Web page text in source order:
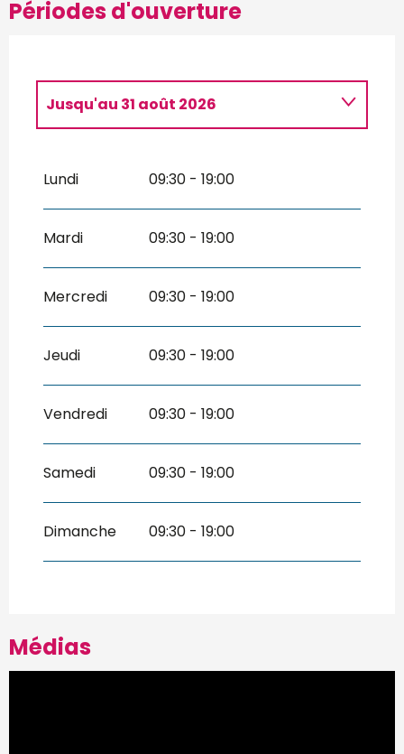
Périodes d'ouverture
Jusqu'au 31 août 2026
Du1 septembre 2026au31 octobre
2026
2026
Lundi 09:30 - 19:00
Mardi 09:30 - 19:00
Mercredi 09:30 - 19:00
Jeudi 09:30 - 19:00
Vendredi 09:30 - 19:00
Samedi 09:30 - 19:00
Dimanche 09:30 - 19:00
Médias